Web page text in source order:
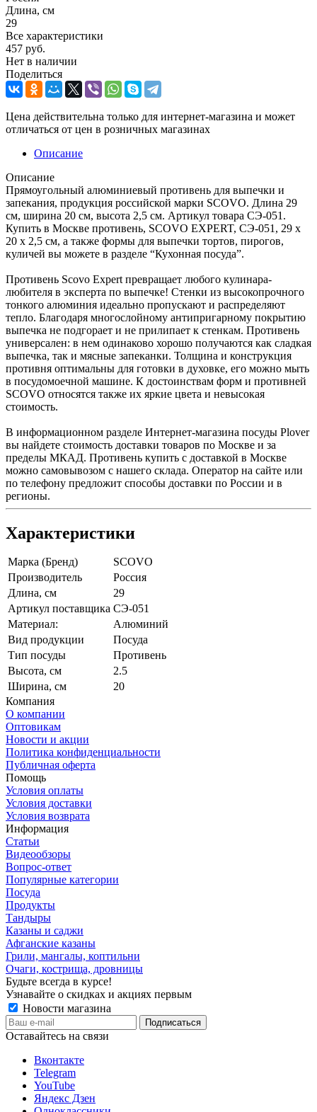
Длина, см
29
Все характеристики
457 руб.
Нет в наличии
Поделиться
Цена действительна только для интернет-магазина и может
отличаться от цен в розничных магазинах
Описание
Описание
Прямоугольный алюминиевый противень для выпечки и
запекания, продукция российской марки SCOVO. Длина 29
см, ширина 20 см, высота 2,5 см. Артикул товара СЭ-051.
Купить в Москве противень, SCOVO EXPERT, СЭ-051, 29 х
20 х 2,5 см, а также формы для выпечки тортов, пирогов,
куличей вы можете в разделе “Кухонная посуда”.
Противень Scovo Expert превращает любого кулинара-
любителя в эксперта по выпечке! Стенки из высокопрочного
тонкого алюминия идеально пропускают и распределяют
тепло. Благодаря многослойному антипригарному покрытию
выпечка не подгорает и не прилипает к стенкам. Противень
универсален: в нем одинаково хорошо получаются как сладкая
выпечка, так и мясные запеканки. Толщина и конструкция
противня оптимальны для готовки в духовке, его можно мыть
в посудомоечной машине. К достоинствам форм и противней
SCOVO относятся также их яркие цвета и невысокая
стоимость.
В информационном разделе Интернет-магазина посуды Plover
вы найдете стоимость доставки товаров по Москве и за
пределы МКАД. Противень купить с доставкой в Москве
можно самовывозом с нашего склада. Оператор на сайте или
по телефону предложит способы доставки по России и в
регионы.
Характеристики
Марка (Бренд)
SCOVO
Производитель
Россия
Длина, см
29
Артикул поставщика СЭ-051
Материал:
Алюминий
Вид продукции
Посуда
Тип посуды
Противень
Высота, см
2.5
Ширина, см
20
Компания
О компании
Оптовикам
Новости и акции
Политика конфиденциальности
Публичная оферта
Помощь
Условия оплаты
Условия доставки
Условия возврата
Информация
Статьи
Видеообзоры
Вопрос-ответ
Популярные категории
Посуда
Продукты
Тандыры
Казаны и саджи
Афганские казаны
Грили, мангалы, коптильни
Очаги, кострища, дровницы
Будьте всегда в курсе!
Узнавайте о скидках и акциях первым
Новости магазина
Оставайтесь на связи
Вконтакте
Telegram
YouTube
Яндекс Дзен